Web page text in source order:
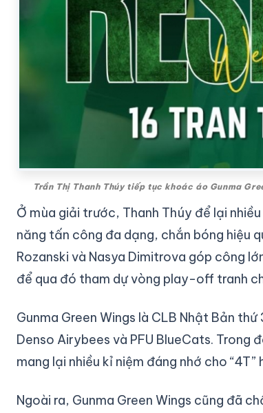
Trần Thị Thanh Thúy tiếp tục khoác áo Gunma
Ở mùa giải trước, Thanh Thúy để lại
năng tấn công đa dạng, chắn bóng hiệu
Rozanski và Nasya Dimitrova góp công
để qua đó tham dự vòng play-off tranh
Gunma Green Wings là CLB Nhật Bản
Denso Airybees và PFU BlueCats. Trong
mang lại nhiều kỉ niệm đáng nhớ cho “4T”
Ngoài ra, Gunma Green Wings cũng đã